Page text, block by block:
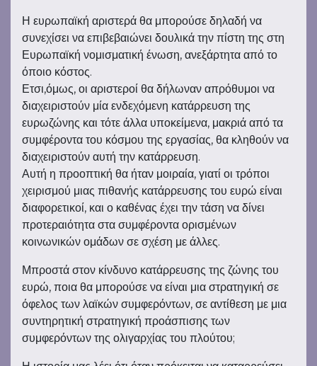
Η ευρωπαϊκή αριστερά θα μπορούσε δηλαδή να
συνεχίσει να επιβεβαιώνει δουλικά την πίστη της στη
Ευρωπαϊκή νομισματική ένωση, ανεξάρτητα από το
όποιο κόστος.
Ετσι,όμως, οι αριστεροί θα δήλωναν απρόθυμοι να
διαχειριστούν μία ενδεχόμενη κατάρρευση της
ευρωζώνης και τότε άλλα υποκείμενα, μακριά από τα
συμφέροντα του κόσμου της εργασίας, θα κληθούν να
διαχειριστούν αυτή την κατάρρευση.
Αυτή η προοπτική θα ήταν μοιραία, γιατί οι τρόποι
χειρισμού μιας πιθανής κατάρρευσης του ευρώ είναι
διαφορετικοί, και ο καθένας έχει την τάση να δίνει
προτεραιότητα στα συμφέροντα ορισμένων
κοινωνικών ομάδων σε σχέση με άλλες.
Μπροστά στον κίνδυνο κατάρρευσης της ζώνης του
ευρώ, ποια θα μπορούσε να είναι μια στρατηγική σε
όφελος των λαϊκών συμφερόντων, σε αντίθεση με μια
συντηρητική στρατηγική προάσπισης των
συμφερόντων της ολιγαρχίας του πλούτου;